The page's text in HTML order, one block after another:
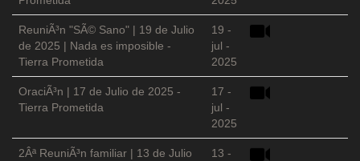
ReuniÃ³n "SÃ© Sano" | 19 de Julio
de 2025 | Nada es imposible -
Tierra Prometida
19 -
jul -
2025
OraciÃ³n | 17 de Julio de 2025 -
Tierra Prometida
17 -
jul -
2025
2Âª ReuniÃ³n familiar | 13 de Julio
13 -